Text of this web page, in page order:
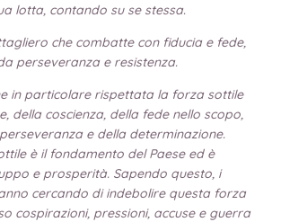
lotta, contando su se stessa.
che combatte con fiducia e fede,
perseveranza e resistenza.
in particolare rispettata la forza sottile
della coscienza, della fede nello scopo,
e della determinazione.
è il fondamento del Paese ed è
e prosperità. Sapendo questo, i
cercando di indebolire questa forza
cospirazioni, pressioni, accuse e guerra